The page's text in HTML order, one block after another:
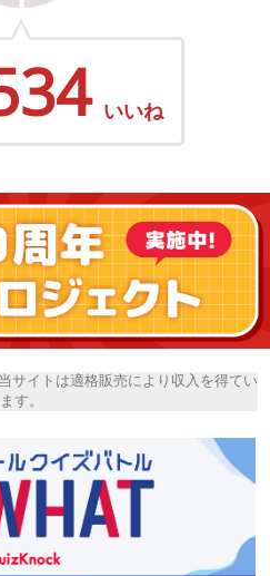
いいね
サイトは適格販売により収入を得てい
ます。